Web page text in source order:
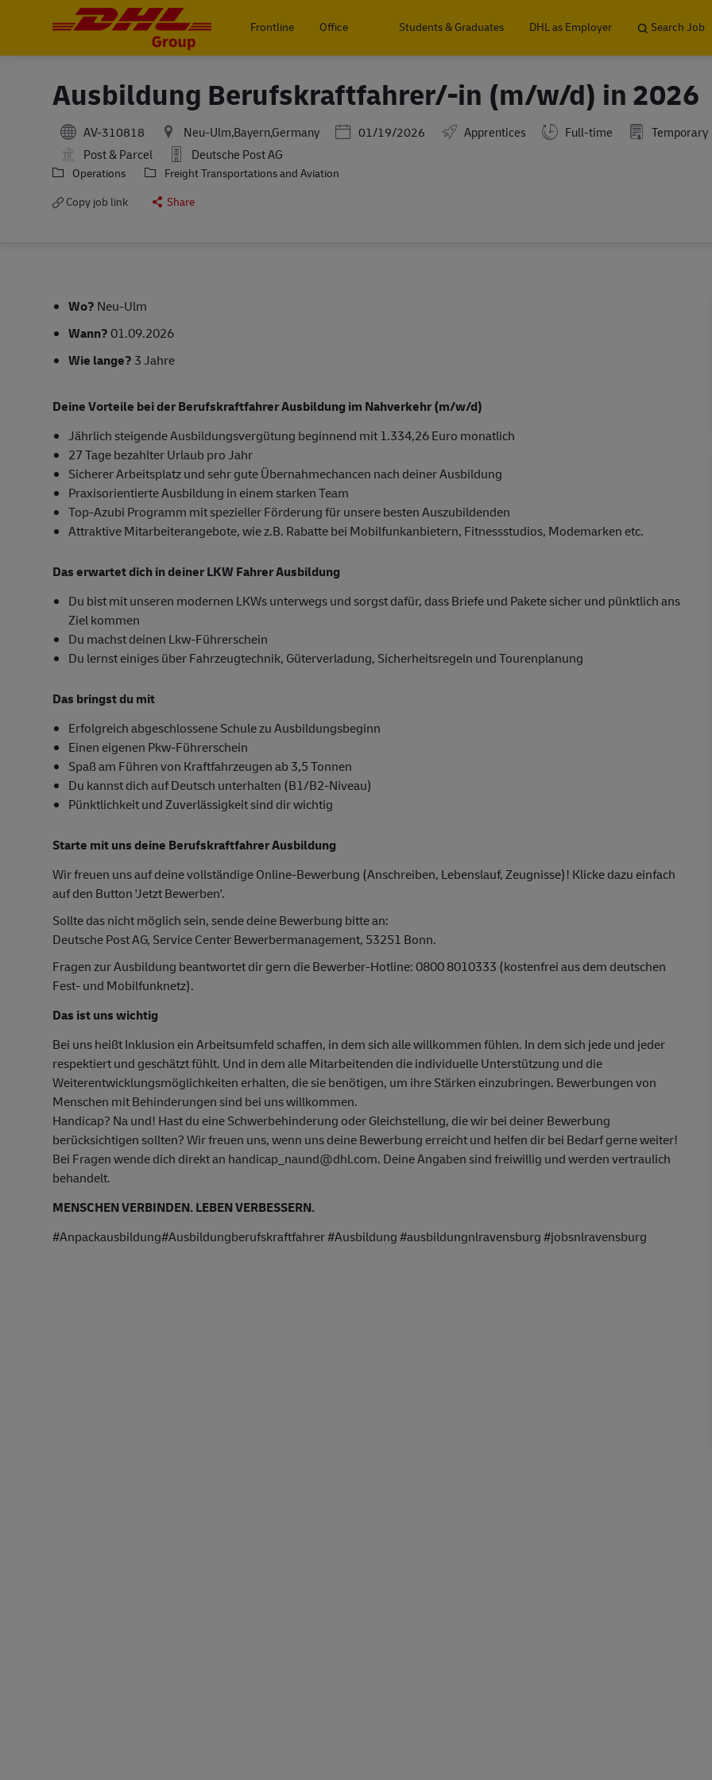
Frontline
Office Students & Graduates DHL as Employer Search Job
Ausbildung Berufskraftfahrer/-in (m/w/d) in 2026
AV-310818 Neu-Ulm,Bayern,Germany Posted Date
01/19/2026 Apprentices Full-time
Temporary
Post & Parcel
Deutsche Post AG
Operations
Freight Transportations and Aviation
Copy job link
Share
Wo? Neu-Ulm
Wann?01.09.2026
Wie lange? 3 Jahre
Deine Vorteile bei der Berufskraftfahrer Ausbildung im Nahverkehr (m/w/d)
Jährlich steigende Ausbildungsvergütung beginnend mit 1.334,26 Euro monatlich
27 Tage bezahlter Urlaub pro Jahr
Sicherer Arbeitsplatz und sehr gute Übernahmechancen nach deiner Ausbildung
Praxisorientierte Ausbildung in einem starken Team
Top-Azubi Programm mit spezieller Förderung für unsere besten Auszubildenden
Attraktive Mitarbeiterangebote, wie z.B. Rabatte bei Mobilfunkanbietern, Fitnessstudios, Modemarken etc.
Das erwartet dich in deiner LKW Fahrer Ausbildung
Du bist mit unseren modernen LKWs unterwegs und sorgst dafür, dass Briefe und Pakete sicher und pünktlich ans
Ziel kommen
Du machst deinen Lkw-Führerschein
Du lernst einiges über Fahrzeugtechnik, Güterverladung, Sicherheitsregeln und Tourenplanung
Das bringst du mit
Erfolgreich abgeschlossene Schule zu Ausbildungsbeginn
Einen eigenen Pkw-Führerschein
Spaß am Führen von Kraftfahrzeugen ab 3,5 Tonnen
Du kannst dich auf Deutsch unterhalten (B1/B2-Niveau)
Pünktlichkeit und Zuverlässigkeit sind dir wichtig
Starte mit uns deine Berufskraftfahrer Ausbildung
Wir freuen uns auf deine vollständige Online-Bewerbung (Anschreiben, Lebenslauf, Zeugnisse)! Klicke dazu einfach
auf den Button 'Jetzt Bewerben'.
Sollte das nicht möglich sein, sende deine Bewerbung bitte an:
Deutsche Post AG, Service Center Bewerbermanagement, 53251 Bonn.
Fragen zur Ausbildung beantwortet dir gern die Bewerber-Hotline: 0800 8010333 (kostenfrei aus dem deutschen
Fest- und Mobilfunknetz).
Das ist uns wichtig
Bei uns heißt Inklusion ein Arbeitsumfeld schaffen, in dem sich alle willkommen fühlen. In dem sich jede und jeder
respektiert und geschätzt fühlt. Und in dem alle Mitarbeitenden die individuelle Unterstützung und die
Weiterentwicklungsmöglichkeiten erhalten, die sie benötigen, um ihre Stärken einzubringen. Bewerbungen von
Menschen mit Behinderungen sind bei uns willkommen.
Handicap? Na und! Hast du eine Schwerbehinderung oder Gleichstellung, die wir bei deiner Bewerbung
berücksichtigen sollten? Wir freuen uns, wenn uns deine Bewerbung erreicht und helfen dir bei Bedarf gerne weiter!
Bei Fragen wende dich direkt an handicap_naund@dhl.com. Deine Angaben sind freiwillig und werden vertraulich
behandelt.
MENSCHEN VERBINDEN. LEBEN VERBESSERN.
#Anpackausbildung#Ausbildungberufskraftfahrer #Ausbildung #ausbildungnlravensburg #jobsnlravensburg